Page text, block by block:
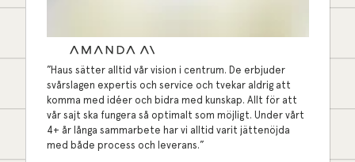
”Haus sätter alltid vår vision i centrum. De erbjuder
svårslagen expertis och service och tvekar aldrig att
komma med idéer och bidra med kunskap. Allt för att
vår sajt ska fungera så optimalt som möjligt. Under vårt
4+ år långa sammarbete har vi alltid varit jättenöjda
med både process och leverans.”